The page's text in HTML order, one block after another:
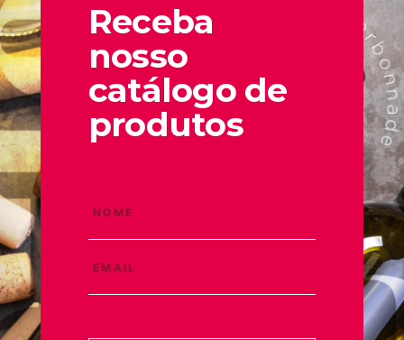
Receba
nosso
catálogo de
produtos